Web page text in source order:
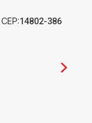
14802-386